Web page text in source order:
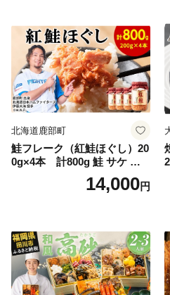
北海道鹿部町
鮭フレーク（紅鮭ほぐし）20
0g×4本 計800g 鮭 サケ 鮭
ほぐし サケフレーク シャケ
フレーク 鮭フレーク14,000円